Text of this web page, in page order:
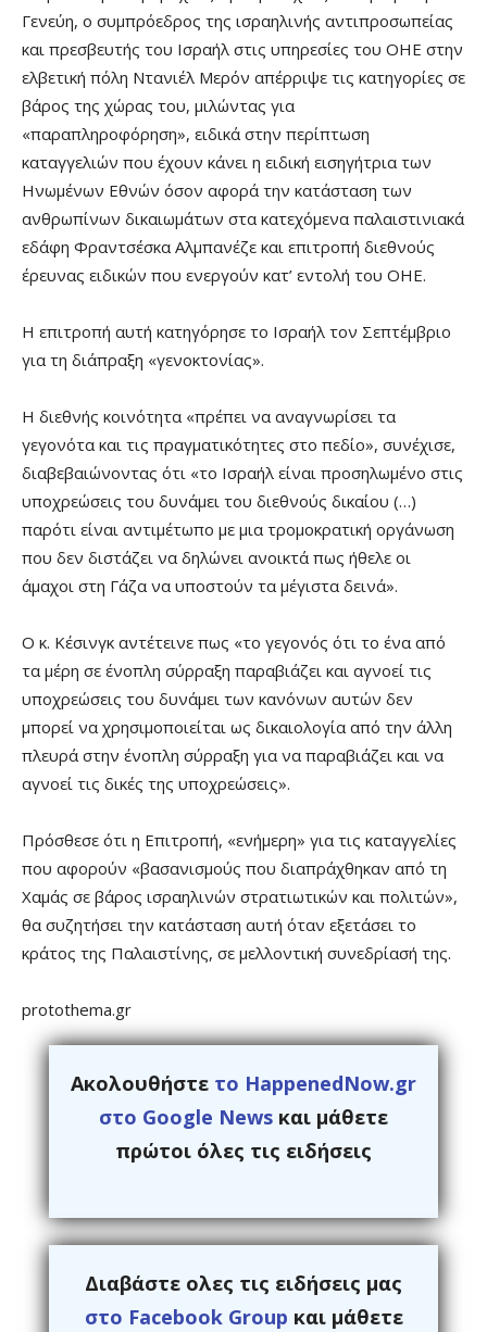
Γενεύη, ο συμπρόεδρος της ισραηλινής αντιπροσωπείας
και πρεσβευτής του Ισραήλ στις υπηρεσίες του ΟΗΕ στην
ελβετική πόλη Ντανιέλ Μερόν απέρριψε τις κατηγορίες σε
βάρος της χώρας του, μιλώντας για
«παραπληροφόρηση», ειδικά στην περίπτωση
καταγγελιών που έχουν κάνει η ειδική εισηγήτρια των
Ηνωμένων Εθνών όσον αφορά την κατάσταση των
ανθρωπίνων δικαιωμάτων στα κατεχόμενα παλαιστινιακά
εδάφη Φραντσέσκα Αλμπανέζε και επιτροπή διεθνούς
έρευνας ειδικών που ενεργούν κατ’ εντολή του ΟΗΕ.
Η επιτροπή αυτή κατηγόρησε το Ισραήλ τον Σεπτέμβριο
για τη διάπραξη «γενοκτονίας».
Η διεθνής κοινότητα «πρέπει να αναγνωρίσει τα
γεγονότα και τις πραγματικότητες στο πεδίο», συνέχισε,
διαβεβαιώνοντας ότι «το Ισραήλ είναι προσηλωμένο στις
υποχρεώσεις του δυνάμει του διεθνούς δικαίου (…)
παρότι είναι αντιμέτωπο με μια τρομοκρατική οργάνωση
που δεν διστάζει να δηλώνει ανοικτά πως ήθελε οι
άμαχοι στη Γάζα να υποστούν τα μέγιστα δεινά».
Ο κ. Κέσινγκ αντέτεινε πως «το γεγονός ότι το ένα από
τα μέρη σε ένοπλη σύρραξη παραβιάζει και αγνοεί τις
υποχρεώσεις του δυνάμει των κανόνων αυτών δεν
μπορεί να χρησιμοποιείται ως δικαιολογία από την άλλη
πλευρά στην ένοπλη σύρραξη για να παραβιάζει και να
αγνοεί τις δικές της υποχρεώσεις».
Πρόσθεσε ότι η Επιτροπή, «ενήμερη» για τις καταγγελίες
που αφορούν «βασανισμούς που διαπράχθηκαν από τη
Χαμάς σε βάρος ισραηλινών στρατιωτικών και πολιτών»,
θα συζητήσει την κατάσταση αυτή όταν εξετάσει το
κράτος της Παλαιστίνης, σε μελλοντική συνεδρίασή της.
protothema.gr
Ακολουθήστε το HappenedNow.gr
στο Google News και μάθετε
πρώτοι όλες τις ειδήσεις
Διαβάστε ολες τις ειδήσεις μας
στο Facebook Group και μάθετε